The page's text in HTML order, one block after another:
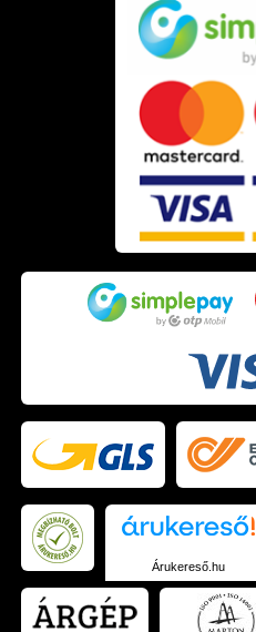
Árukereső.hu